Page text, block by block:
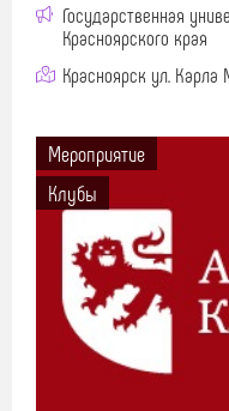
Государственная
Красноярского края
Красноярск ул. Карла
Мероприятие
Клубы